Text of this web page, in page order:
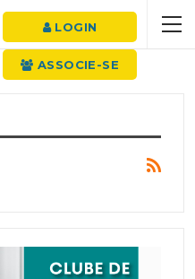
LOGIN
ASSOCIE-SE